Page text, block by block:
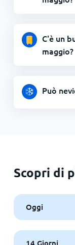
C'è un
maggio?
Può
Scopri di
Oggi
14 Giorni